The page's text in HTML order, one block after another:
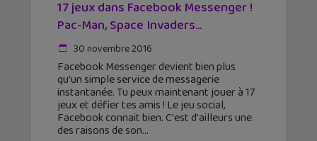
17 jeux dans Facebook Messenger !
Pac-Man, Space Invaders…
30 novembre 2016
Facebook Messenger devient bien plus
qu'un simple service de messagerie
instantanée. Tu peux maintenant jouer à 17
jeux et défier tes amis ! Le jeu social,
Facebook connait bien. C'est d'ailleurs une
des raisons de son